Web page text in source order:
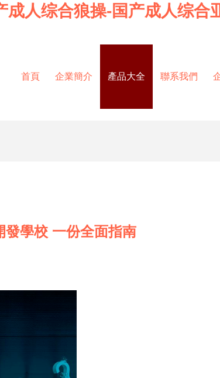
人综合狼操-国产成人综合
首頁 企業簡介 產品大全 聯系我們
發學校 一份全面指南